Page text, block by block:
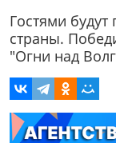
Гостями
страны.
"Огни над